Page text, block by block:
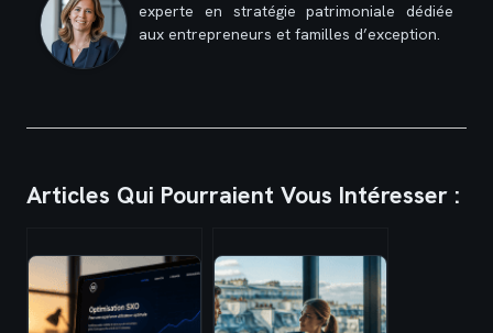
experte en stratégie patrimoniale dédiée
aux entrepreneurs et familles d’exception.
Articles Qui Pourraient Vous Intéresser :